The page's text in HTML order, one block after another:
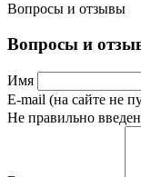
Вопросы и отзывы
Вопросы и
Имя
E-mail (на сайте не
Не правильно